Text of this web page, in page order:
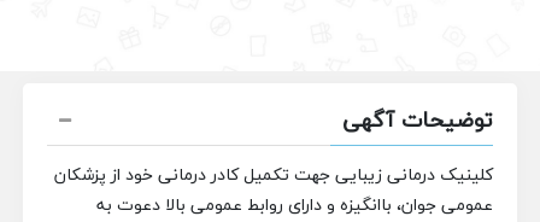
توضیحات آگهی
کلینیک درمانی زیبایی جهت تکمیل کادر درمانی خود از پزشکان
عمومی جوان، باانگیزه و دارای روابط عمومی بالا دعوت به